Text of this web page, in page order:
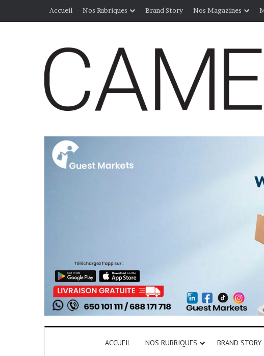
Accueil Nos Rubriques Brand Story Nos Magazines
ACCUEIL NOS RUBRIQUES BRAND STORY